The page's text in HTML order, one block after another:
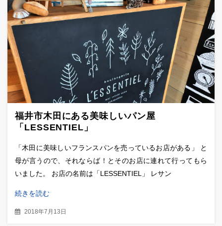
福井市木田にある美味しいパン屋
「LESSENTIEL」
「木田に美味しいフランスパンを売っているお店がある」 と
母が言うので、それならば！とそのお店に連れて行ってもら
いました。 お店の名前は「LESSENTIEL」 レサン
続きを読む
2018年7月13日